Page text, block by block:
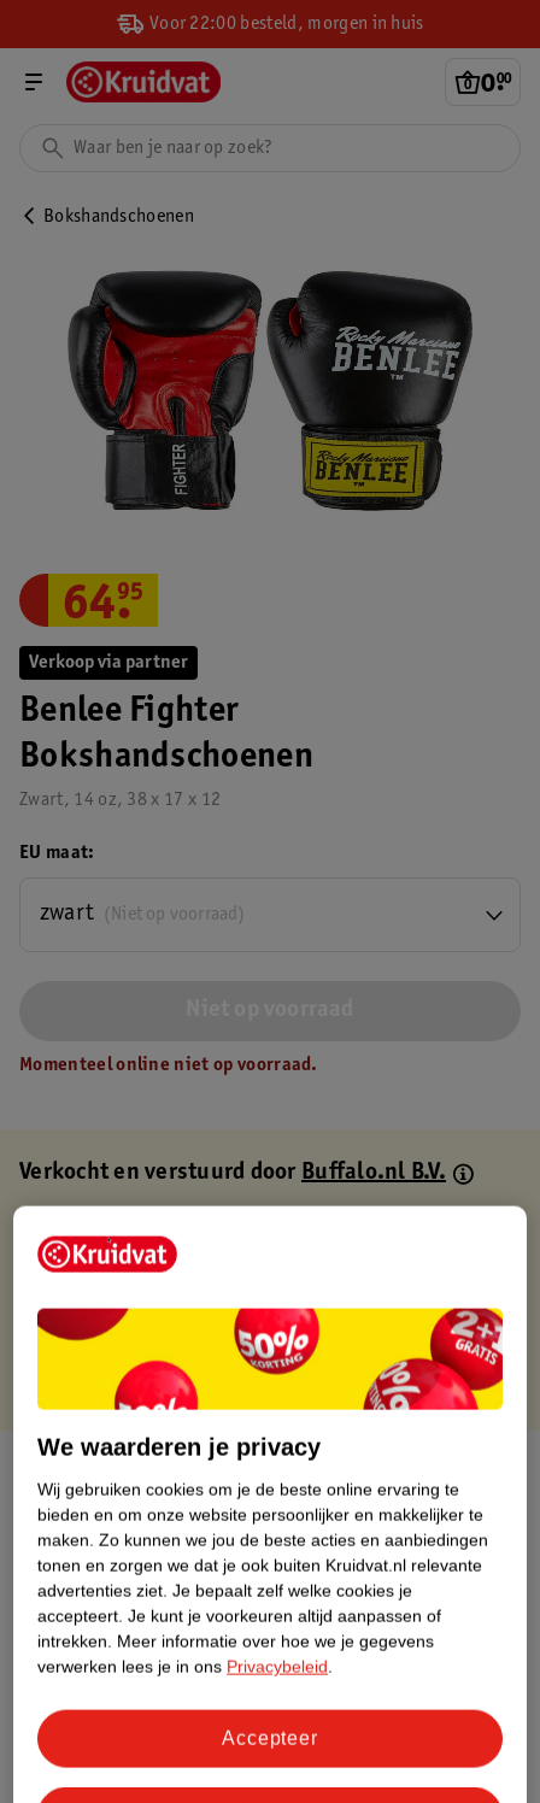
Voor 22:00 besteld, morgen in huis
0.
00
Bokshandschoenen
Verkoop via partner
Benlee Fighter
Bokshandschoenen
Zwart, 14 oz, 38 x 17 x 12
64.
95
EU maat
(Niet op voorraad)
zwart
Momenteel online niet op voorraad.
Verkocht en verstuurd doorBuffalo.nl B.V.
Gratis thuisbezorgd
Gratis punten met je Kruidvat kaart
Over dit product
Productinformatie
Nature Impact Score
Dit product heeft (nog) geen Nature
Impact Score.
Meer informatie
We waarderen je privacy
Wij gebruiken cookies om je de beste online ervaring te
bieden en om onze website persoonlijker en makkelijker te
maken. Zo kunnen we jou de beste acties en aanbiedingen
tonen en zorgen we dat je ook buiten Kruidvat.nl relevante
advertenties ziet. Je bepaalt zelf welke cookies je
accepteert. Je kunt je voorkeuren altijd aanpassen of
intrekken. Meer informatie over hoe we je gegevens
verwerken lees je in ons Privacybeleid.
Accepteer